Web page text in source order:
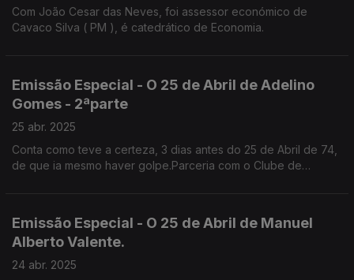
Com João Cesar das Neves, foi assessor económico de
Cavaco Silva ( PM ), é catedrático de Economia.
Emissão Especial - O 25 de Abril de Adelino
Gomes - 2ªparte
25 abr. 2025
Conta como teve a certeza, 3 dias antes do 25 de Abril de 74,
de que ia mesmo haver golpe.Parceria com o Clube de
Emissão Especial - O 25 de Abril de Manuel
Alberto Valente.
24 abr. 2025